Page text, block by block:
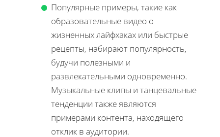
Популярные примеры, такие как
образовательные видео о
жизненных лайфхаках или быстрые
рецепты, набирают популярность,
будучи полезными и
развлекательными одновременно.
Музыкальные клипы и танцевальные
тенденции также являются
примерами контента, находящего
отклик в аудитории.